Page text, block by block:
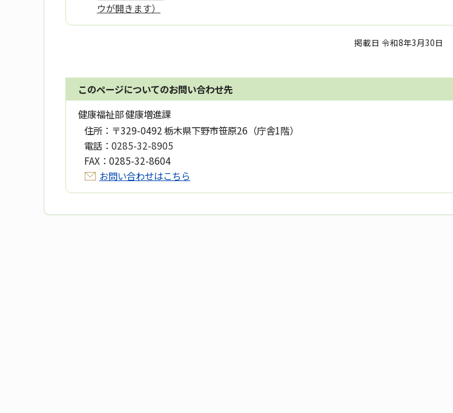
ウが開きます）
掲載日 令和8年3月30日
このページについてのお問い合わせ先
健康福祉部 健康増進課
住所： 〒329-0492 栃木県下野市笹原26（庁舎1階）
電話： 0285-32-8905
FAX： 0285-32-8604
お問い合わせはこちら